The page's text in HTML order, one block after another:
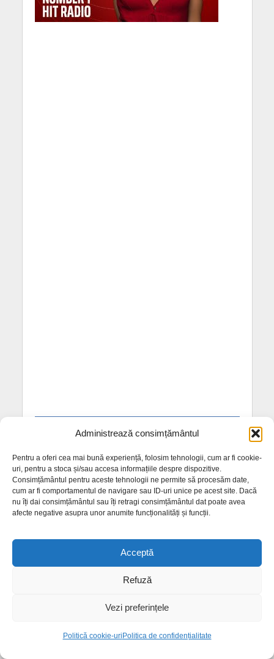
Administrează consimțământul
Pentru a oferi cea mai bună experiență, folosim tehnologii, cum ar fi cookie-
uri, pentru a stoca și/sau accesa informațiile despre dispozitive.
Consimțământul pentru aceste tehnologii ne permite să procesăm date,
cum ar fi comportamentul de navigare sau ID-uri unice pe acest site. Dacă
nu îți dai consimțământul sau îți retragi consimțământul dat poate avea
afecte negative asupra unor anumite funcționalități și funcții.
Acceptă
Refuză
Vezi preferințele
Politică cookie-uriPolitica de confidențialitate
COMENTARII RECENTE
JJ laBistricioarei se vrea a fi noua poartă de intrare
în centrul istoric al Bistriței
GabilaCe se va întâmpla cu Hotelul Decebal după
schimbarea proprietarului
Contract de proiectare semnat
pentru Linia Albastră Bistrița
ARTICOLE RECENTE